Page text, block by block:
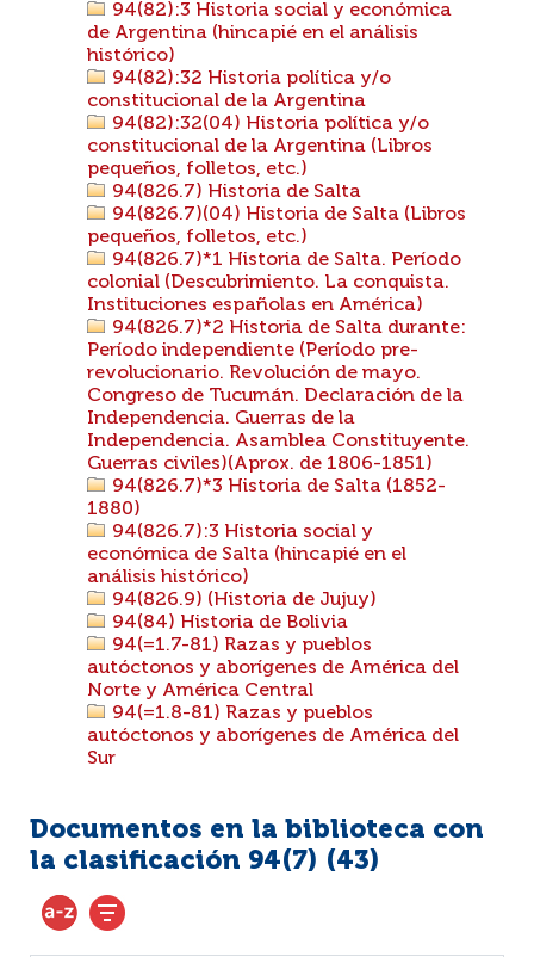
94(82):3 Historia social y económica
de Argentina (hincapié en el análisis
histórico)
94(82):32 Historia política y/o
constitucional de la Argentina
94(82):32(04) Historia política y/o
constitucional de la Argentina (Libros
pequeños, folletos, etc.)
94(826.7) Historia de Salta
94(826.7)(04) Historia de Salta (Libros
pequeños, folletos, etc.)
94(826.7)*1 Historia de Salta. Período
colonial (Descubrimiento. La conquista.
Instituciones españolas en América)
94(826.7)*2 Historia de Salta durante:
Período independiente (Período pre-
revolucionario. Revolución de mayo.
Congreso de Tucumán. Declaración de la
Independencia. Guerras de la
Independencia. Asamblea Constituyente.
Guerras civiles)(Aprox. de 1806-1851)
94(826.7)*3 Historia de Salta (1852-
1880)
94(826.7):3 Historia social y
económica de Salta (hincapié en el
análisis histórico)
94(826.9) (Historia de Jujuy)
94(84) Historia de Bolivia
94(=1.7-81) Razas y pueblos
autóctonos y aborígenes de América del
Norte y América Central
94(=1.8-81) Razas y pueblos
autóctonos y aborígenes de América del
Sur
Documentos en la biblioteca con
la clasificación 94(7) (43)